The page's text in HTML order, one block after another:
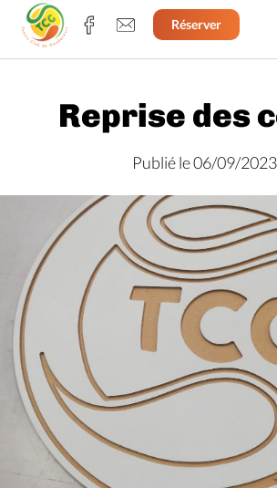
Réserver
Reprise des
Publié le 06/09/2023